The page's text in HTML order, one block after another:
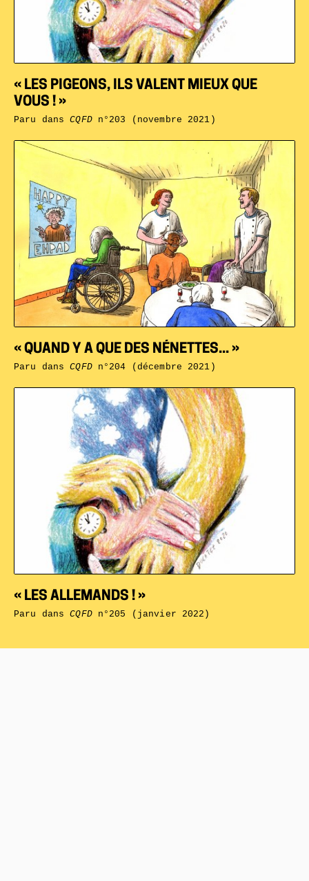
« LES ALLEMANDS ! »
Paru dansCQFDn°205 (janvier 2022)
« QUAND Y A QUE DES NÉNETTES... »
Paru dansCQFDn°204 (décembre 2021)
« LES PIGEONS, ILS VALENT MIEUX QUE
VOUS ! »
Paru dansCQFDn°203 (novembre 2021)